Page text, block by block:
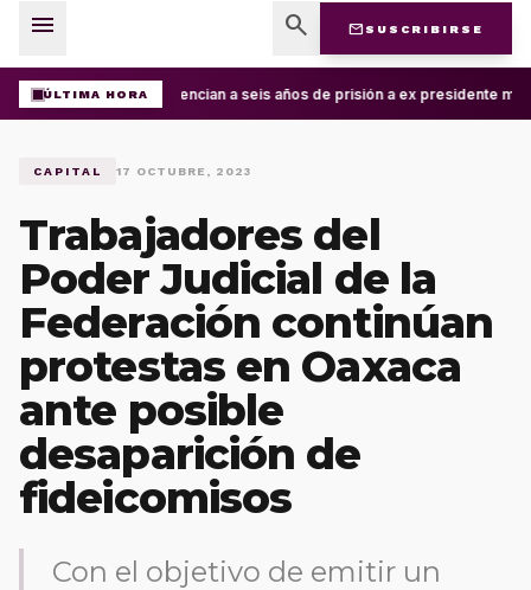
menu search mail SUSCRIBIRSE
ÚLTIMA HORASentencian a seis años de prisión a ex presidente
CAPITAL 17 OCTUBRE, 2023
Trabajadores del
Poder Judicial de la
Federación continúan
protestas en Oaxaca
ante posible
desaparición de
fideicomisos
Con el objetivo de emitir un